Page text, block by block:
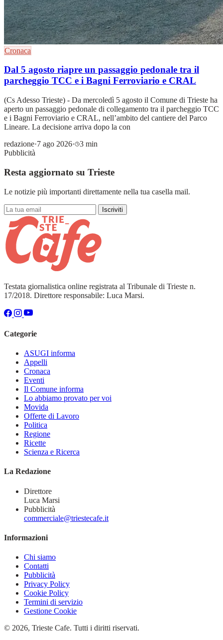
Cronaca
Dal 5 agosto riapre un passaggio pedonale tra il
parcheggio TCC e i Bagni Ferroviario e CRAL
(Cs Adesso Trieste) - Da mercoledì 5 agosto il Comune di Trieste ha
aperto un passaggio pedonale di collegamento tra il parcheggio TCC
e i Bagni Ferroviario e CRAL, nell’ambito del cantiere del Parco
Lineare. La decisione arriva dopo la con
redazione·7 ago 2026·
3 min
Pubblicità
Resta aggiornato su Trieste
Le notizie più importanti direttamente nella tua casella mail.
Iscriviti
Testata giornalistica online registrata al Tribunale di Trieste n.
17/2018. Direttore responsabile: Luca Marsi.
Categorie
ASUGI informa
Appelli
Cronaca
Eventi
Il Comune informa
Lo abbiamo provato per voi
Movida
Offerte di Lavoro
Politica
Regione
Ricette
Scienza e Ricerca
La Redazione
Direttore
Luca Marsi
Pubblicità
commerciale@triestecafe.it
Informazioni
Chi siamo
Contatti
Pubblicità
Privacy Policy
Cookie Policy
Termini di servizio
Gestione Cookie
© 2026, Trieste Cafe. Tutti i diritti riservati.